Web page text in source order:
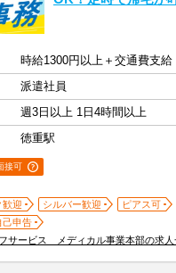
時給1300円以上＋交通費支給
派遣社員
週3日以上 1日4時間以上
徳重駅
接可
歓迎 シルバー歓迎 ピアス可
己申告
サービス メディカル事業本部の求人